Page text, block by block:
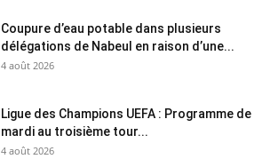
Coupure d’eau potable dans plusieurs
délégations de Nabeul en raison d’une...
4 août 2026
Ligue des Champions UEFA : Programme de
mardi au troisième tour...
4 août 2026